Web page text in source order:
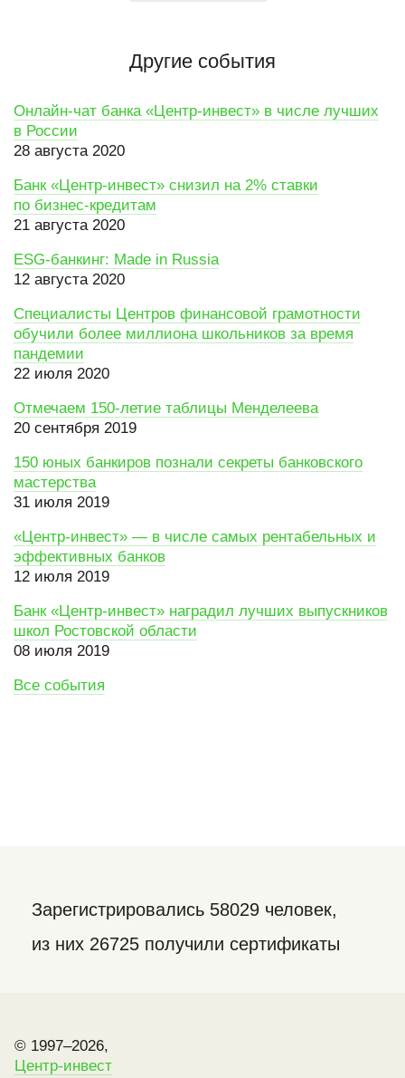
Другие события
Онлайн-чат банка «Центр-инвест» в числе лучших
в России
28 августа 2020
Банк «Центр-инвест» снизил на 2% ставки
по бизнес-кредитам
21 августа 2020
ESG-банкинг: Made in Russia
12 августа 2020
Специалисты Центров финансовой грамотности
обучили более миллиона школьников за время
пандемии
22 июля 2020
Отмечаем 150-летие таблицы Менделеева
20 сентября 2019
150 юных банкиров познали секреты банковского
мастерства
31 июля 2019
«Центр-инвест» — в числе самых рентабельных и
эффективных банков
12 июля 2019
Банк «Центр-инвест» наградил лучших выпускников
школ Ростовской области
08 июля 2019
Все события
Зарегистрировались 58029 человек,
из них 26725 получили сертификаты
© 1997–2026,
Центр-инвест